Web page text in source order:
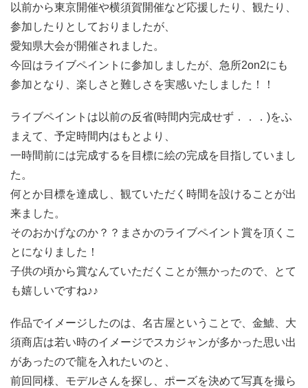
以前から東京開催や横須賀開催など応援したり、観たり、
参加したりとしておりましたが、
愛知県大会が開催されました。
今回はライブペイントに参加しましたが、急所2on2にも
参加となり、楽しさと難しさを実感いたしました！！
ライブペイントは以前の反省(時間内完成せず．．．)をふ
まえて、予定時間内はもとより、
一時間前には完成するを目標に絵の完成を目指していまし
た。
何とか目標を達成し、観ていただく時間を設けることが出
来ました。
そのおかげなのか？？まさかのライブペイント賞を頂くこ
とになりました！
子供の頃から賞なんていただくことが無かったので、とて
も嬉しいですね♪♪
作品でイメージしたのは、名古屋ということで、金鯱、大
須商店は若い時のイメージでスカジャンが多かった思い出
があったので龍を入れたいのと、
前回同様、モデルさんを探し、ポーズを決めて写真を撮ら